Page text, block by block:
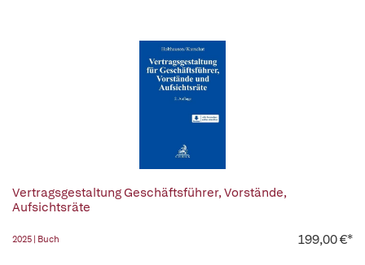
Vertragsgestaltung Geschäftsführer, Vorstände,
Aufsichtsräte
2025 | Buch 199,00 €*